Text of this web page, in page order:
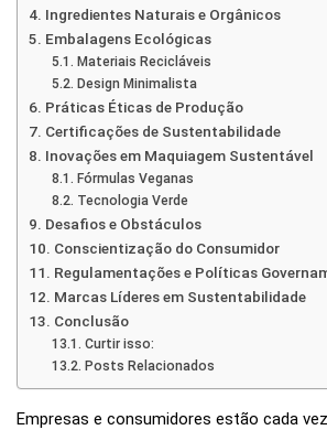
Ingredientes Naturais e Orgânicos
Embalagens Ecológicas
Materiais Recicláveis
Design Minimalista
Práticas Éticas de Produção
Certificações de Sustentabilidade
Inovações em Maquiagem Sustentável
Fórmulas Veganas
Tecnologia Verde
Desafios e Obstáculos
Conscientização do Consumidor
Regulamentações e Políticas
Marcas Líderes em Sustentabilidade
Conclusão
Curtir isso:
Posts Relacionados
Empresas e consumidores estão cada